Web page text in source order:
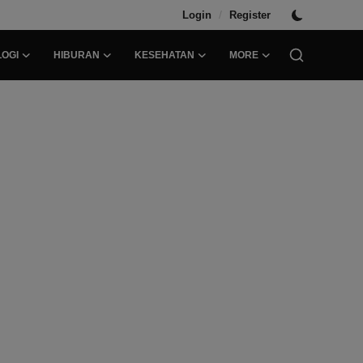
Login / Register
HIBURAN KESEHATAN MORE